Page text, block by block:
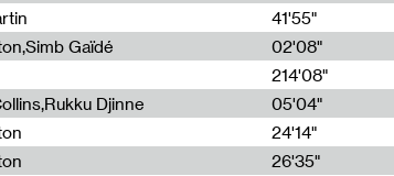
41'55"
Gaïdé 02'08"
214'08"
Djinne 05'04"
24'14"
26'35"